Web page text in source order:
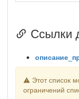
Ссылки
Этот список
ограничений